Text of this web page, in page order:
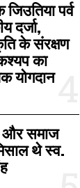
जिउतिया पर्व
दर्जा,
के संरक्षण
का
योगदान
और समाज
थे स्व.